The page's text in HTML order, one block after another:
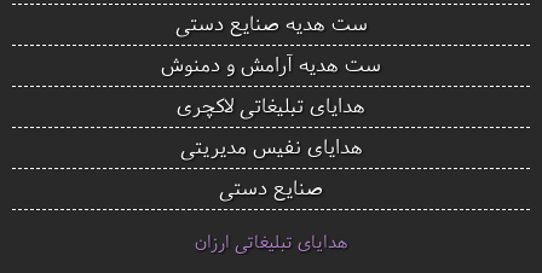
ست هدیه صنایع دستی
ست هدیه آرامش و دمنوش
هدایای تبلیغاتی لاکچری
هدایای نفیس مدیریتی
صنایع دستی
هدایای تبلیغاتی ارزان